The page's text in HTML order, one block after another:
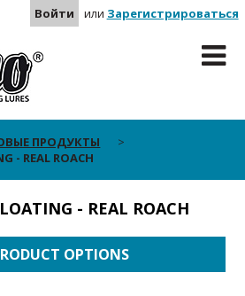
Войти или Зарегистрироваться
ПРОДУКТЫ
- REAL ROACH
- REAL ROACH
OPTIONS